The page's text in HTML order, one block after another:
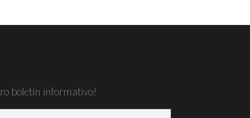
boletín informativo!